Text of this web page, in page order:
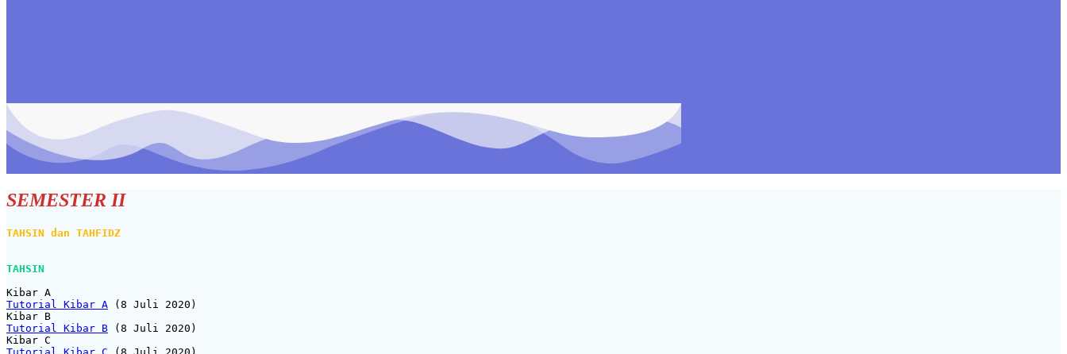
SEMESTER II
TAHSIN dan TAHFIDZ
TAHSIN
Tutorial Kibar A (8 Juli 2020)
Tutorial Kibar B (8 Juli 2020)